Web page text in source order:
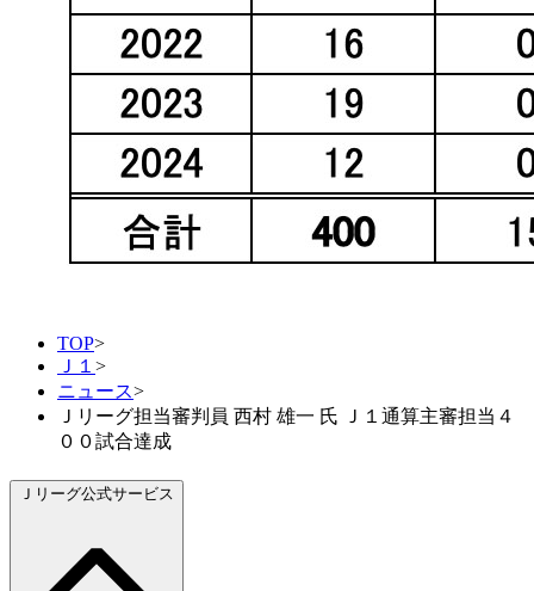
TOP>
Ｊ１ >
ニュース>
Ｊリーグ担当審判員 西村 雄一 氏 Ｊ１通算主審担当４
００試合達成
Ｊリーグ公式サービス